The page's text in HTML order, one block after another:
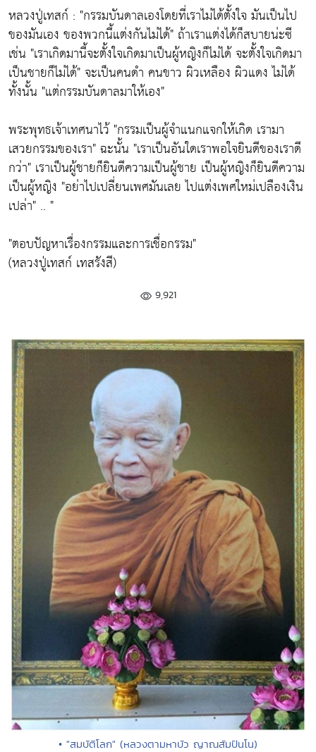
หลวงปู่เทสก์ : "กรรมบันดาลเองโดยที่เราไม่ได้ตั้งใจ มันเป็นไป
ของมันเอง ของพวกนี้แต่งกันไม่ได้" ถ้าเราแต่งได้ก็สบายน่ะซี
เช่น "เราเกิดมานี้จะตั้งใจเกิดมาเป็นผู้หญิงก็ไม่ได้ จะตั้งใจเกิดมา
เป็นชายก็ไม่ได้" จะเป็นคนดำ คนขาว ผิวเหลือง ผิวแดง ไม่ได้
ทั้งนั้น "แต่กรรมบันดาลมาให้เอง"
พระพุทธเจ้าเทศนาไว้ "กรรมเป็นผู้จำแนกแจกให้เกิด เรามา
เสวยกรรมของเรา" ฉะนั้น "เราเป็นอันใดเราพอใจยินดีของเราดี
กว่า" เราเป็นผู้ชายก็ยินดีความเป็นผู้ชาย เป็นผู้หญิงก็ยินดีความ
เป็นผู้หญิง "อย่าไปเปลี่ยนเพศมันเลย ไปแต่งเพศใหม่เปลืองเงิน
เปล่า" .. "
"ตอบปัญหาเรื่องกรรมและการเชื่อกรรม"
(หลวงปู่เทสก์ เทสรังสี)
9,921
• "สมบัติโลก" (หลวงตามหาบัว ญาณสัมปันโน)